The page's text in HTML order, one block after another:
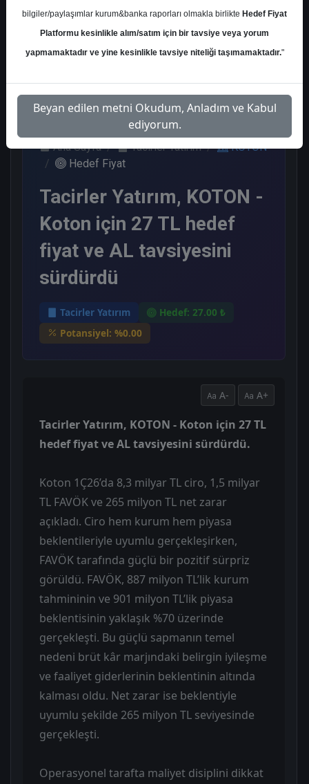
4 1
Ana Sayfa Tacirler Yatırım
KOTON
Hedef Fiyat
Tacirler Yatırım, KOTON -
Koton için 27 TL hedef
fiyat ve AL tavsiyesini
sürdürdü
Tacirler Yatırım
Hedef: 27.00 ₺
Potansiyel: %0.00
A- A+
Tacirler Yatırım, KOTON - Koton için 27 TL
hedef fiyat ve AL tavsiyesini sürdürdü.
Koton 1Ç26’da 8,3 milyar TL ciro, 1,5 milyar
TL FAVÖK ve 265 milyon TL net zarar
açıkladı. Ciro hem kurum hem piyasa
beklentileriyle uyumlu gerçekleşirken,
FAVÖK tarafında güçlü bir pozitif sürpriz
görüldü. FAVÖK, 887 milyon TL’lik kurum
tahmininin ve 901 milyon TL’lik piyasa
beklentisinin yaklaşık %70 üzerinde
gerçekleşti. Bu güçlü sapmanın temel
nedeni brüt kâr marjındaki belirgin iyileşme
ve faaliyet giderlerinin beklentinin altında
kalması oldu. Net zarar ise beklentiyle
uyumlu şekilde 265 milyon TL seviyesinde
gerçekleşti.
Operasyonel tarafta maliyet disiplini dikkat
bilgiler/paylaşımlar kurum&banka raporları olmakla birlikte Hedef Fiyat
Platformu kesinlikle alım/satım için bir tavsiye veya yorum
yapmamaktadır ve yine kesinlikle tavsiye niteliği taşımamaktadır."
Beyan edilen metni Okudum, Anladım ve Kabul
ediyorum.